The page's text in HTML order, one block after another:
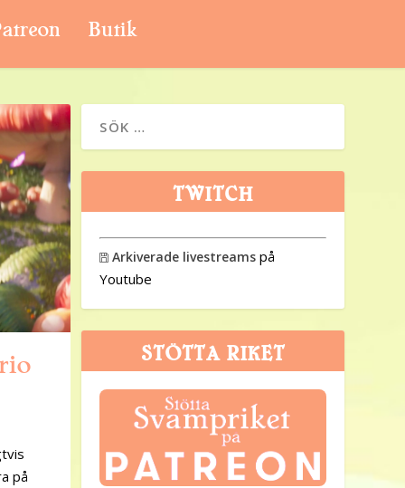
Butik
på
TWITCH
 Arkiverade livestreams på
Youtube
STÖTTA RIKET